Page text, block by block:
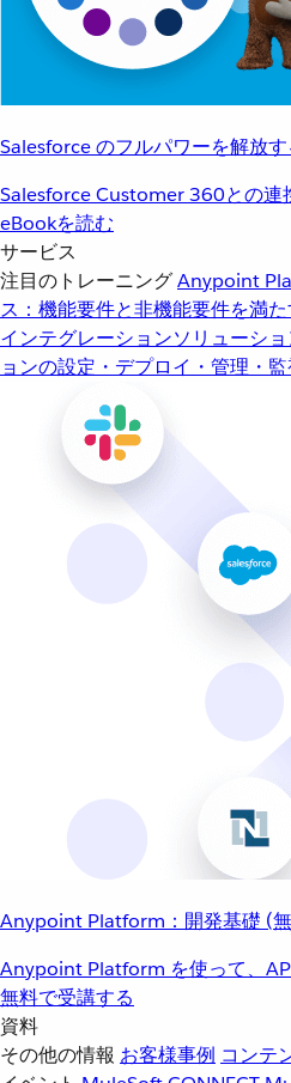
Salesforce のフルパワーを解放
Salesforce Customer 360との連
eBookを読む
サービス
注目のトレーニングAnypoint
ス：機能要件と非機能要件を満
インテグレーションソリューショ
ョンの設定・デプロイ・管理・監
Anypoint Platform：開発基礎 (
Anypoint Platform を使って、
無料で受講する
資料
その他の情報 お客様事例 コンテ